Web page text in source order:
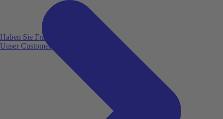
Haben Sie Fragen?
Unser Customer Service ist für Sie da!